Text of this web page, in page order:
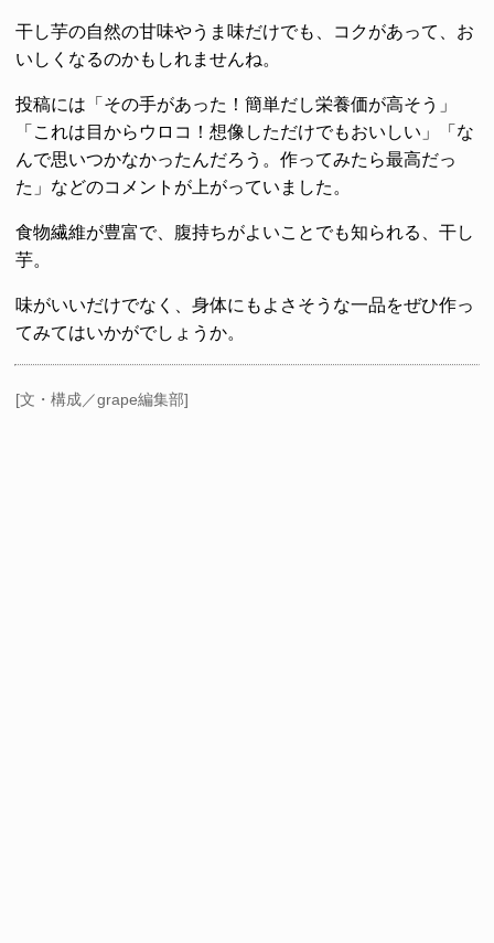
干し芋の自然の甘味やうま味だけでも、コクがあって、お
いしくなるのかもしれませんね。
投稿には「その手があった！簡単だし栄養価が高そう」
「これは目からウロコ！想像しただけでもおいしい」「な
んで思いつかなかったんだろう。作ってみたら最高だっ
た」などのコメントが上がっていました。
食物繊維が豊富で、腹持ちがよいことでも知られる、干し
芋。
味がいいだけでなく、身体にもよさそうな一品をぜひ作っ
てみてはいかがでしょうか。
[文・構成／grape編集部]